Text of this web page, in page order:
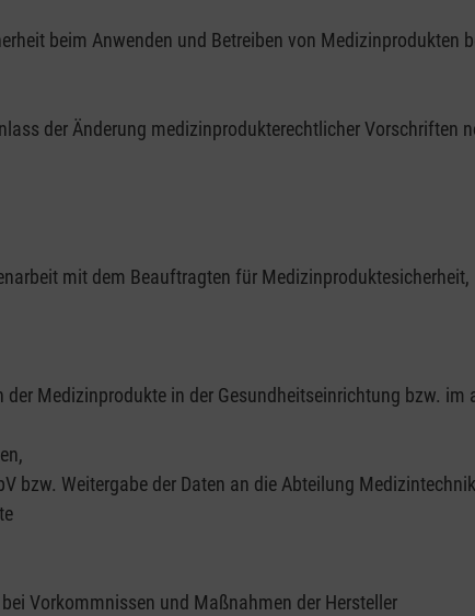
beim Anwenden und Betreiben von Medizinprodukten
der Änderung medizinprodukterechtlicher Vorschriften
mit dem Beauftragten für Medizinproduktesicherheit,
Medizinprodukte in der Gesundheitseinrichtung bzw. im
bzw. Weitergabe der Daten an die Abteilung
Vorkommnissen und Maßnahmen der Hersteller